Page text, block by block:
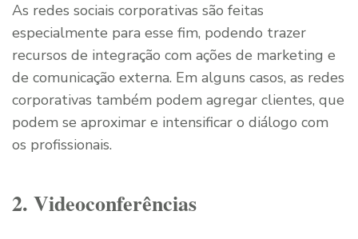
As redes sociais corporativas são feitas
especialmente para esse fim, podendo trazer
recursos de integração com ações de marketing e
de comunicação externa. Em alguns casos, as redes
corporativas também podem agregar clientes, que
podem se aproximar e intensificar o diálogo com
os profissionais.
2. Videoconferências